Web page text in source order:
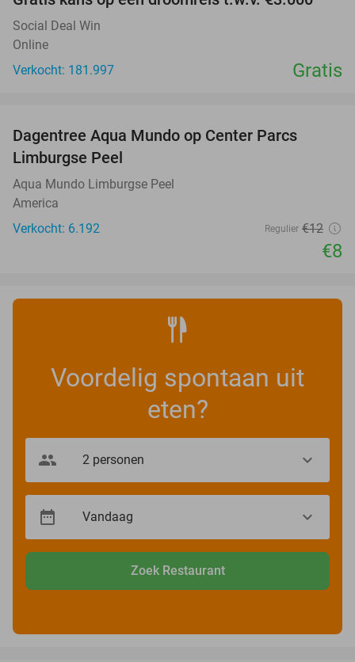
Social Deal Win
Online
Verkocht: 181.997
Gratis
Dagentree Aqua Mundo op Center Parcs
Limburgse Peel
Aqua Mundo Limburgse Peel
America
Verkocht: 6.192
Regulier €12
€8
Voordelig spontaan uit
eten?
Zoek Restaurant